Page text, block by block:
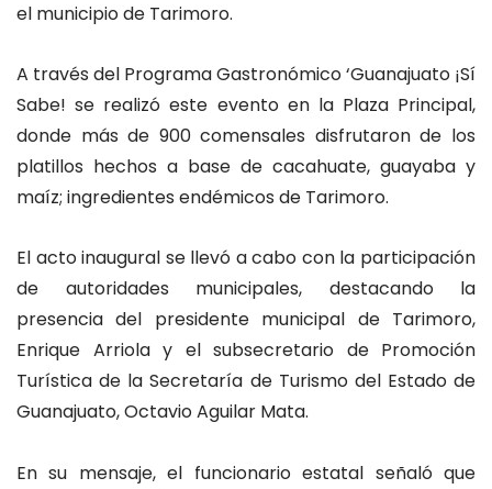
el municipio de Tarimoro.
A través del Programa Gastronómico ‘Guanajuato ¡Sí
Sabe! se realizó este evento en la Plaza Principal,
donde más de 900 comensales disfrutaron de los
platillos hechos a base de cacahuate, guayaba y
maíz; ingredientes endémicos de Tarimoro.
El acto inaugural se llevó a cabo con la participación
de autoridades municipales, destacando la
presencia del presidente municipal de Tarimoro,
Enrique Arriola y el subsecretario de Promoción
Turística de la Secretaría de Turismo del Estado de
Guanajuato, Octavio Aguilar Mata.
En su mensaje, el funcionario estatal señaló que